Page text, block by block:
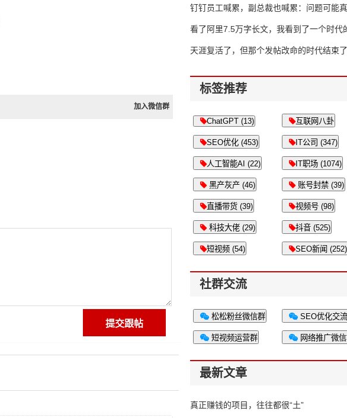
加入微信群
钉钉员工喊累，副总裁也喊累：问题可能
了
看了阿里7.5万字长文，我看到了一个时代
天涯复活了，但那个发帖改命的时代结束了
标签推荐
ChatGPT (13) 互联网八卦
SEO优化 (453) IT公司 (347)
人工智能AI (22) IT职场 (1074)
黑产灰产 (46) 账号封禁 (39)
直播带货 (39) 视频号 (98)
科技大佬 (29) 抖音 (525)
短视频 (54) SEO新闻 (252)
社群交流
松松粉丝微信群 SEO优化交
短视频运营群 网络推广微
最新文章
真正赚钱的项目，往往都很“土”